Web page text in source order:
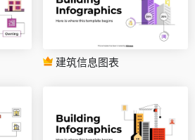
建筑信息图表